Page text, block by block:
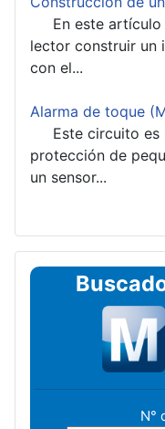
En este artículo
lector construir un
con el...
Alarma de toque
Este circuito es
protección de
un sensor...
N°